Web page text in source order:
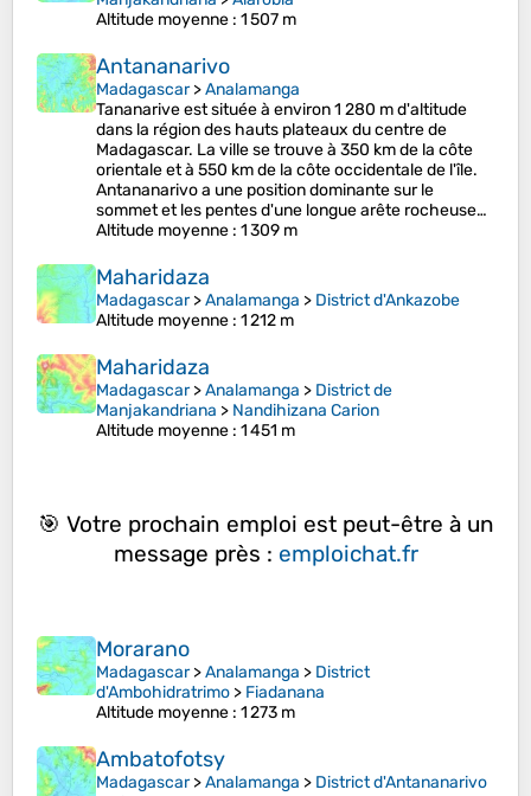
Altitude moyenne : 1 507 m
Antananarivo
Madagascar>Analamanga
Tananarive est située à environ 1 280 m d'altitude
dans la région des hauts plateaux du centre de
Madagascar. La ville se trouve à 350 km de la côte
orientale et à 550 km de la côte occidentale de l'île.
Antananarivo a une position dominante sur le
sommet et les pentes d'une longue arête rocheuse…
Altitude moyenne : 1 309 m
Maharidaza
Madagascar>Analamanga > District d'Ankazobe
Altitude moyenne : 1 212 m
Maharidaza
Madagascar>Analamanga > District de
Manjakandriana > Nandihizana Carion
Altitude moyenne : 1 451 m
🎯 Votre prochain emploi est peut-être à un
message près : emploichat.fr
Morarano
Madagascar>Analamanga > District
d'Ambohidratrimo > Fiadanana
Altitude moyenne : 1 273 m
Ambatofotsy
Madagascar>Analamanga > District d'Antananarivo